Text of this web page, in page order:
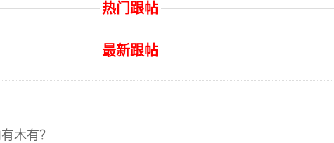
热门跟帖
最新跟帖
木有？